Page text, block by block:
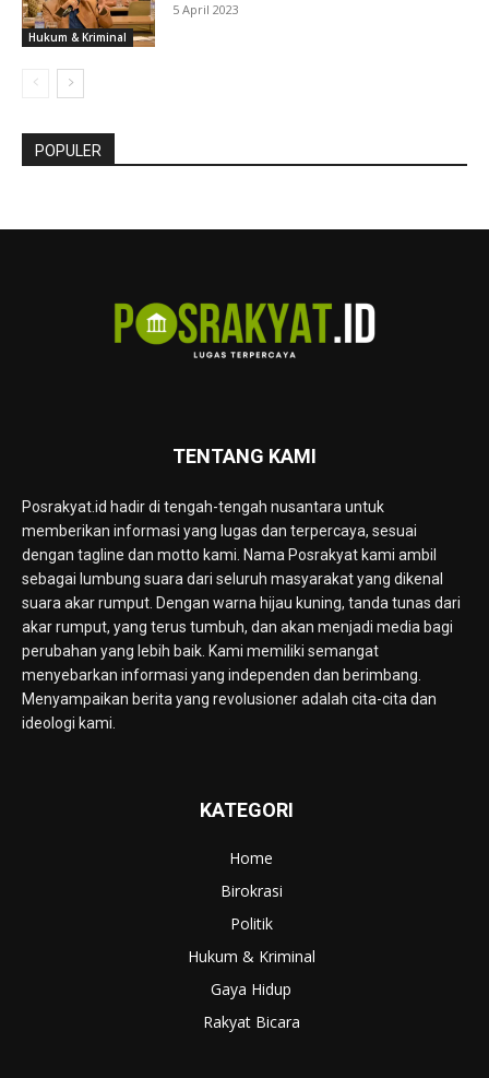
Hukum & Kriminal
5 April 2023
POPULER
TENTANG KAMI
Posrakyat.id hadir di tengah-tengah nusantara untuk
memberikan informasi yang lugas dan terpercaya, sesuai
dengan tagline dan motto kami. Nama Posrakyat kami ambil
sebagai lumbung suara dari seluruh masyarakat yang dikenal
suara akar rumput. Dengan warna hijau kuning, tanda tunas dari
akar rumput, yang terus tumbuh, dan akan menjadi media bagi
perubahan yang lebih baik. Kami memiliki semangat
menyebarkan informasi yang independen dan berimbang.
Menyampaikan berita yang revolusioner adalah cita-cita dan
ideologi kami.
KATEGORI
Home
Birokrasi
Politik
Hukum & Kriminal
Gaya Hidup
Rakyat Bicara